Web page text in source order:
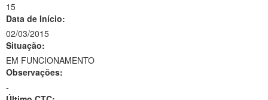
15
Data de Início:
02/03/2015
Situação:
EM FUNCIONAMENTO
Observações:
-